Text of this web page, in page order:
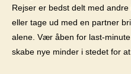
Rejser er bedst delt med
eller tage ud med en partner
alene. Vær åben for last-
skabe nye minder i stedet for